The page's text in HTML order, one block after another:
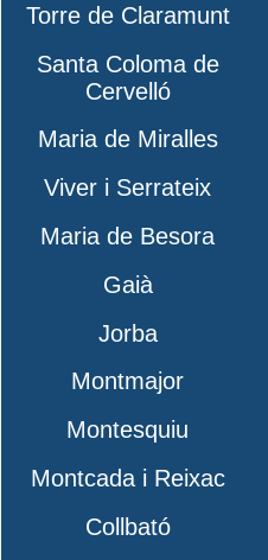
Torre de Claramunt
Santa Coloma de
Cervelló
Maria de Miralles
Viver i Serrateix
Maria de Besora
Gaià
Jorba
Montmajor
Montesquiu
Montcada i Reixac
Collbató